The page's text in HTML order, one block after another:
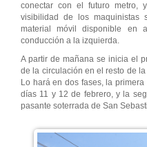
conectar con el futuro metro,
visibilidad de los maquinistas
material móvil disponible en
conducción a la izquierda.
A partir de mañana se inicia el
de la circulación en el resto de
Lo hará en dos fases, la
días 11 y 12 de febrero, y la
pasante soterrada de San